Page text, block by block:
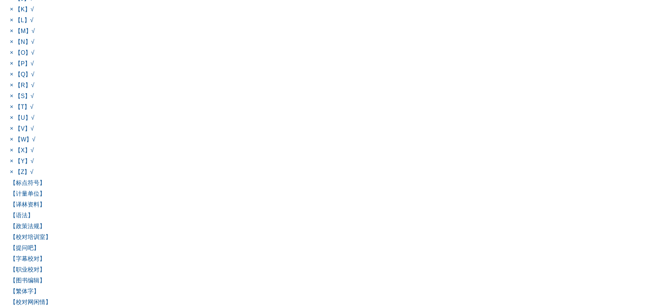
× 【K】√
× 【L】√
× 【M】√
× 【N】√
× 【O】√
× 【P】√
× 【Q】√
× 【R】√
× 【S】√
× 【T】√
× 【U】√
× 【V】√
× 【W】√
× 【X】√
× 【Y】√
× 【Z】√
【标点符号】
【计量单位】
【译林资料】
【语法】
【政策法规】
【校对培训室】
【提问吧】
【字幕校对】
【职业校对】
【图书编辑】
【繁体字】
【校对网闲情】